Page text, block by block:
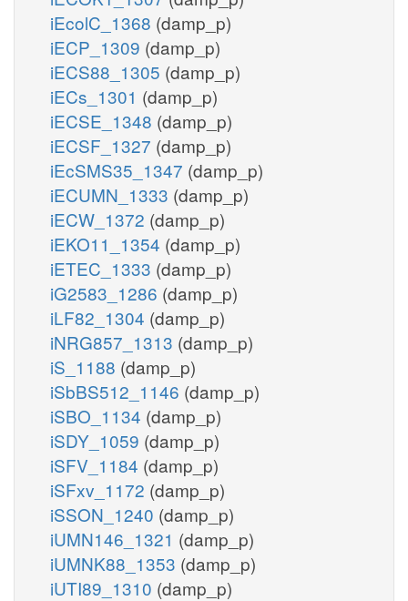
iEcolC_1368 (damp_p)
iECP_1309 (damp_p)
iECS88_1305 (damp_p)
iECs_1301 (damp_p)
iECSE_1348 (damp_p)
iECSF_1327 (damp_p)
iEcSMS35_1347 (damp_p)
iECUMN_1333 (damp_p)
iECW_1372 (damp_p)
iEKO11_1354 (damp_p)
iETEC_1333 (damp_p)
iG2583_1286 (damp_p)
iLF82_1304 (damp_p)
iNRG857_1313 (damp_p)
iS_1188 (damp_p)
iSbBS512_1146 (damp_p)
iSBO_1134 (damp_p)
iSDY_1059 (damp_p)
iSFV_1184 (damp_p)
iSFxv_1172 (damp_p)
iSSON_1240 (damp_p)
iUMN146_1321 (damp_p)
iUMNK88_1353 (damp_p)
iUTI89_1310 (damp_p)